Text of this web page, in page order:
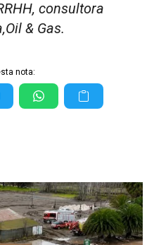
consultora
& Gas.
nota: